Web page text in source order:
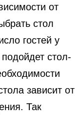
от
стол
гостей у
стол-
зависит от
Так